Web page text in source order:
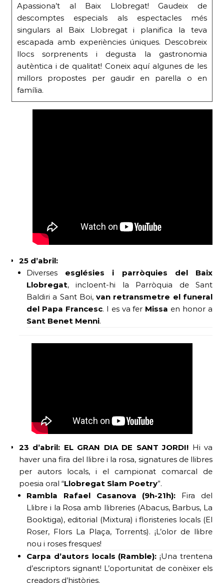
Apassiona’t al Baix Llobregat! Gaudeix de
descomptes especials als espectacles més
singulars al Baix Llobregat i planifica la teva
escapada amb experiències úniques. Descobreix
llocs sorprenents i degusta la gastronomia
autèntica i de qualitat! Coneix aquí algunes de les
millors propostes per gaudir en parella o en
família.
25 d’abril:
Diverses esglésies i parròquies del Baix
Llobregat, incloent-hi la Parròquia de Sant
Baldiri a Sant Boi,van retransmetre el funeral
del Papa Francesc. I es va fer Missa en honor a
Sant Benet Menni.
23 d’abril: EL GRAN DIA DE SANT JORDI! Hi va
haver una fira del llibre i la rosa, signatures de llibres
per autors locals, i el campionat comarcal de
poesia oral “Llobregat Slam Poetry”.
Rambla Rafael Casanova (9h-21h): Fira del
Llibre i la Rosa amb llibreries (Abacus, Barbus, La
Booktiga), editorial (Mixtura) i floristeries locals (El
Roser, Flors La Plaça, Torrents). ¡L’olor de llibre
nou i roses fresques!
Carpa d’autors locals (Ramble): ¡Una trentena
d’escriptors signant! L’oportunitat de conèixer els
creadors d’històries.